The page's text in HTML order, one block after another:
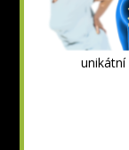
unikátní